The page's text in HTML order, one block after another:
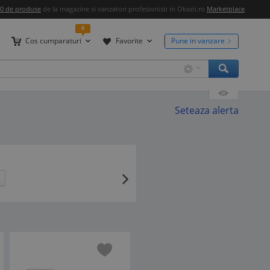
de produse de la magazine si vanzatori profesionisti in Okazii.ro Marketplace
Cos cumparaturi
0
Favorite Pune in vanzare
Seteaza alerta